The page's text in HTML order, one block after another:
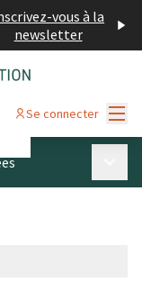
vous à la
newsletter
Se connecter